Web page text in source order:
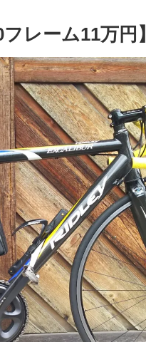
レーム11万円】